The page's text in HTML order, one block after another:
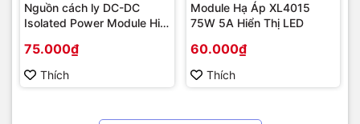
Nguồn cách ly DC-DC
Isolated Power Module Hi-
75.000₫
Thích
Module Hạ Áp XL4015
75W 5A Hiển Thị LED
60.000₫
Thích